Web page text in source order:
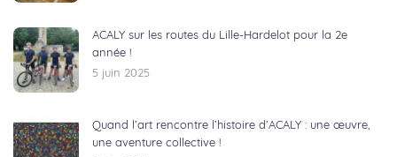
ACALY sur les routes du Lille-Hardelot pour la 2e
année !
5 juin 2025
Quand l’art rencontre l’histoire d’ACALY : une œuvre,
une aventure collective !